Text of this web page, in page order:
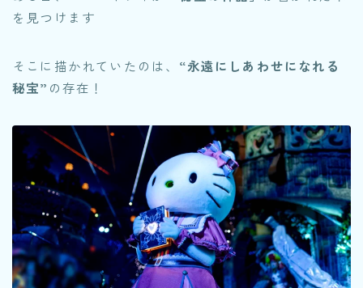
を見つけます
そこに描かれていたのは、 “永遠にしあわせになれる
秘宝” の存在！